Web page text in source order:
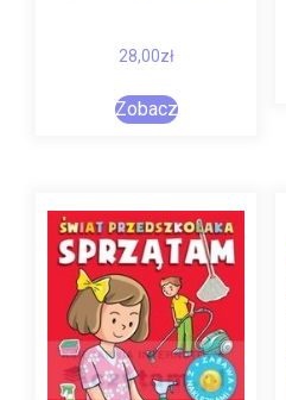
28,00zł
Zobacz